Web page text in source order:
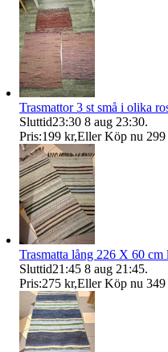
Trasmattor 3 st små i olika
Sluttid23:30 8 aug 23:30.
Pris:199 kr,Eller Köp nu
Trasmatta lång 226 X 60 cm
Sluttid21:45 8 aug 21:45.
Pris:275 kr,Eller Köp nu 349